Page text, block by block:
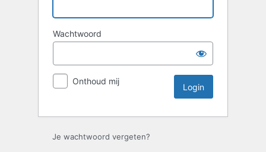
Wachtwoord
Onthoud mij
Je wachtwoord vergeten?